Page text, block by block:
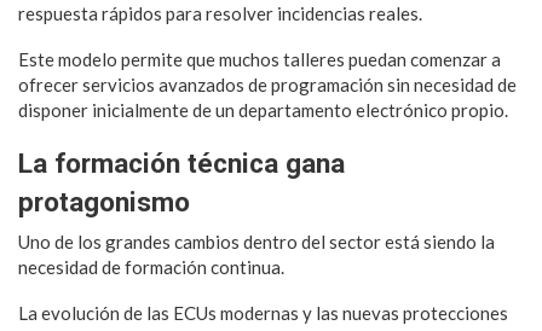
respuesta rápidos para resolver incidencias reales.
Este modelo permite que muchos talleres puedan comenzar a
ofrecer servicios avanzados de programación sin necesidad de
disponer inicialmente de un departamento electrónico propio.
La formación técnica gana
protagonismo
Uno de los grandes cambios dentro del sector está siendo la
necesidad de formación continua.
La evolución de las ECUs modernas y las nuevas protecciones